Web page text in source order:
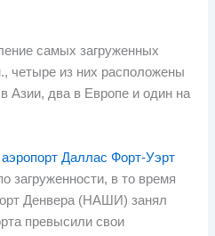
самых загруженных
четыре из них расположены
Азии, два в Европе и один на
Даллас Форт-Уэрт
загруженности, в то время
Денвера (НАШИ) занял
превысили свои